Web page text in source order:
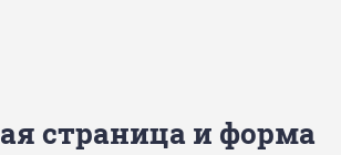
страница и форма